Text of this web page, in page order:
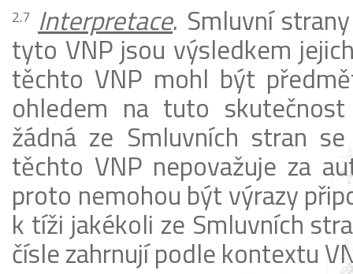
Interpretace. Smluvní
tyto VNP jsou výsledkem
těchto VNP mohl být
ohledem na tuto
žádná ze Smluvních stran
těchto VNP nepovažuje za
proto nemohou být výrazy
k tíži jakékoli ze Smluvních
čísle zahrnují podle kontextu